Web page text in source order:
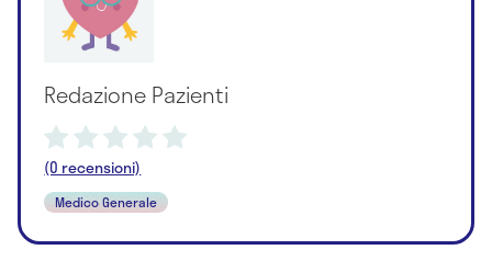
Redazione Pazienti
(0 recensioni)
Medico Generale